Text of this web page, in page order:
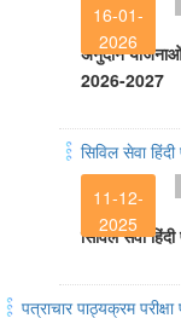
16-01-
2026
अनुदान योजनाओं
2026-2027
सिविल सेवा
11-12-
2025
सिविल सेवा
पत्राचार पाठ्यक्रम